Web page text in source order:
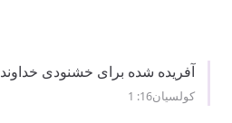
آفریده شده برای خشنودی خداوند
کولسیان16: 1